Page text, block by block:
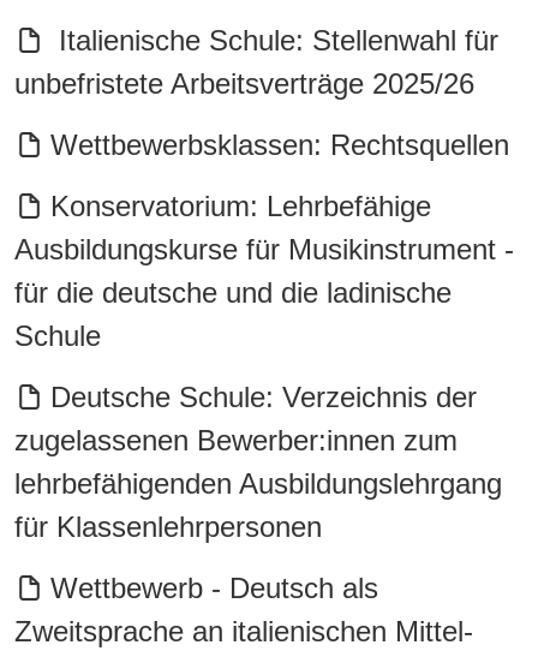
Italienische Schule: Stellenwahl für
unbefristete Arbeitsverträge 2025/26
Wettbewerbsklassen: Rechtsquellen
Konservatorium: Lehrbefähige
Ausbildungskurse für Musikinstrument -
für die deutsche und die ladinische
Schule
Deutsche Schule: Verzeichnis der
zugelassenen Bewerber:innen zum
lehrbefähigenden Ausbildungslehrgang
für Klassenlehrpersonen
Wettbewerb - Deutsch als
Zweitsprache an italienischen Mittel-